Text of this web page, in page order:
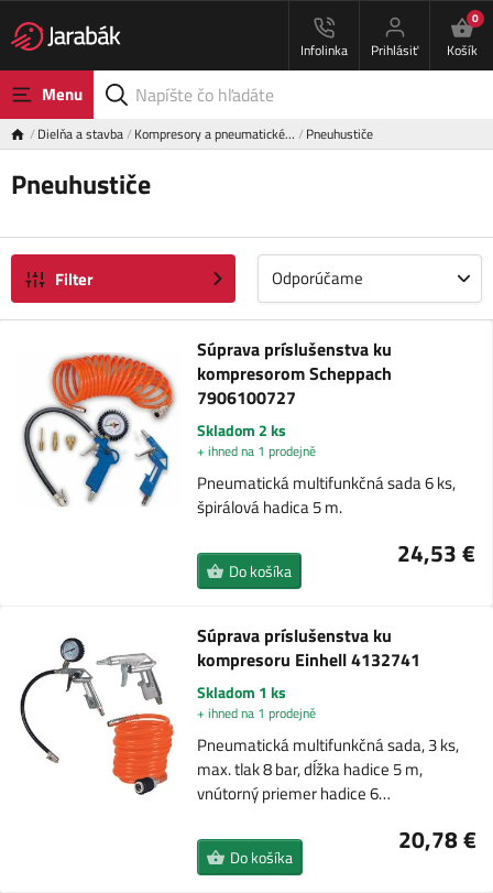
Infolinka Prihlásiť
0
Košík
Menu
Dielňa a stavba Kompresory a pneumatické… Pneuhustiče
Pneuhustiče
Filter Odporúčame
Súprava príslušenstva ku
kompresorom Scheppach
7906100727
Skladom 2 ks
+ ihned na 1 prodejně
Pneumatická multifunkčná sada 6 ks,
špirálová hadica 5 m.
24,53 €
Do košíka
Súprava príslušenstva ku
kompresoru Einhell 4132741
Skladom 1 ks
+ ihned na 1 prodejně
Pneumatická multifunkčná sada, 3 ks,
max. tlak 8 bar, dĺžka hadice 5 m,
vnútorný priemer hadice 6…
20,78 €
Do košíka